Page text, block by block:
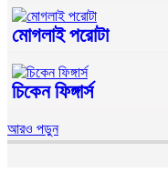
মোগলাই পরোটা
চিকেন ফিঙ্গার্স
আরও পড়ুন